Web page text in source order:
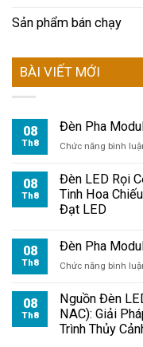
Sản phẩm bán chạy
BÀI VIẾT MỚI
08
Th8
Đèn Pha
Chức năng bình
08
Th8
Đèn LED Rọi
Tinh Hoa
Đạt LED
08
Th8
Đèn Pha
Chức năng bình
08
Th8
Nguồn Đèn
NAC): Giải
Trình Thủy